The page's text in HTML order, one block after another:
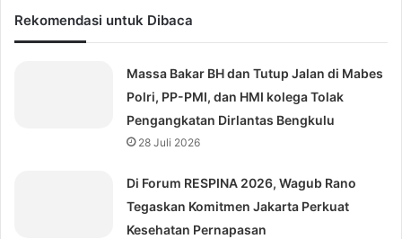
Rekomendasi untuk Dibaca
Massa Bakar BH dan Tutup Jalan di Mabes
Polri, PP-PMI, dan HMI kolega Tolak
Pengangkatan Dirlantas Bengkulu
28 Juli 2026
Di Forum RESPINA 2026, Wagub Rano
Tegaskan Komitmen Jakarta Perkuat
Kesehatan Pernapasan